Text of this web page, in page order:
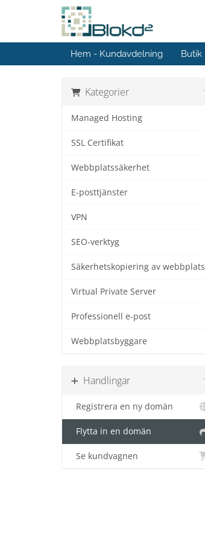
Hem - Kundavdelning Butik
Kategorier
Managed Hosting
SSL Certifikat
Webbplatssäkerhet
E-posttjänster
VPN
SEO-verktyg
Säkerhetskopiering av webbplats
Virtual Private Server
Professionell e-post
Webbplatsbyggare
Handlingar
Registrera en ny domän
Flytta in en domän
Se kundvagnen